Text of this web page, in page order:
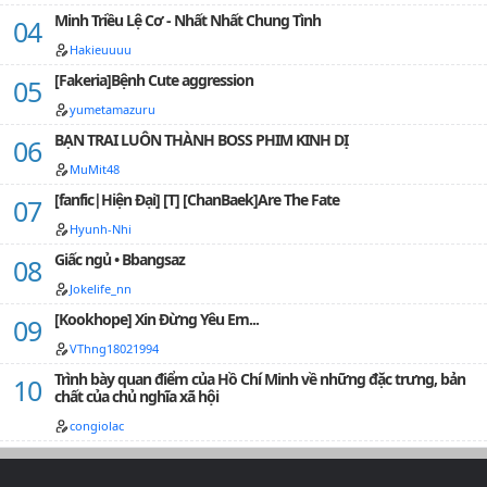
Minh Triều Lệ Cơ - Nhất Nhất Chung Tình
Hakieuuuu
[Fakeria]Bệnh Cute aggression
yumetamazuru
BẠN TRAI LUÔN THÀNH BOSS PHIM KINH DỊ
MuMit48
[fanfic|Hiện Đại] [T] [ChanBaek]Are The Fate
Hyunh-Nhi
Giấc ngủ • Bbangsaz
Jokelife_nn
[Kookhope] Xin Đừng Yêu Em...
VThng18021994
Trình bày quan điểm của Hồ Chí Minh về những đặc trưng, bản
chất của chủ nghĩa xã hội
congiolac